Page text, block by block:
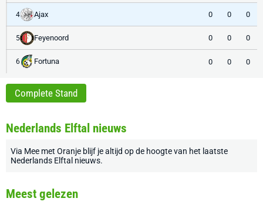
4 Ajax 0 0 0
5 Feyenoord 0 0 0
6 Fortuna 0 0 0
Complete Stand
Nederlands Elftal nieuws
Via Mee met Oranje blijf je altijd op de hoogte van het laatste
Nederlands Elftal nieuws.
Meest gelezen